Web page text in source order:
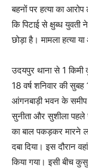
बहनों पर हत्या का
कि पिटाई से क्षुब्ध
छोड़ा है। मामला हत्या
उदयपुर थाना से 1 किमी
18 वर्ष शनिवार की
आंगनबाड़ी भवन के समीप
सुनीता और सुशीला पहले
का बाल पकड़कर मारने
दबा दिया। इस दौरान
किया गया। इसी बीच